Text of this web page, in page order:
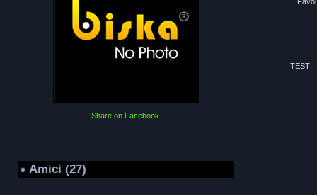
Share on Facebook
Amici (27)
TEST